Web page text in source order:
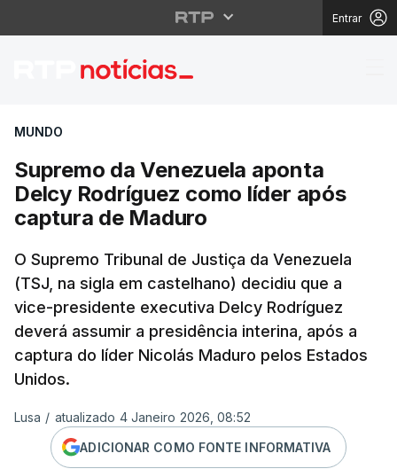
Entrar
Supremo da
MUNDO
Supremo da Venezuela aponta
Delcy Rodríguez como líder após
captura de Maduro
O Supremo Tribunal de Justiça da Venezuela
(TSJ, na sigla em castelhano) decidiu que a
vice-presidente executiva Delcy Rodríguez
deverá assumir a presidência interina, após a
captura do líder Nicolás Maduro pelos Estados
Unidos.
Lusa / atualizado 4 Janeiro 2026, 08:52
ADICIONAR COMO FONTE INFORMATIVA